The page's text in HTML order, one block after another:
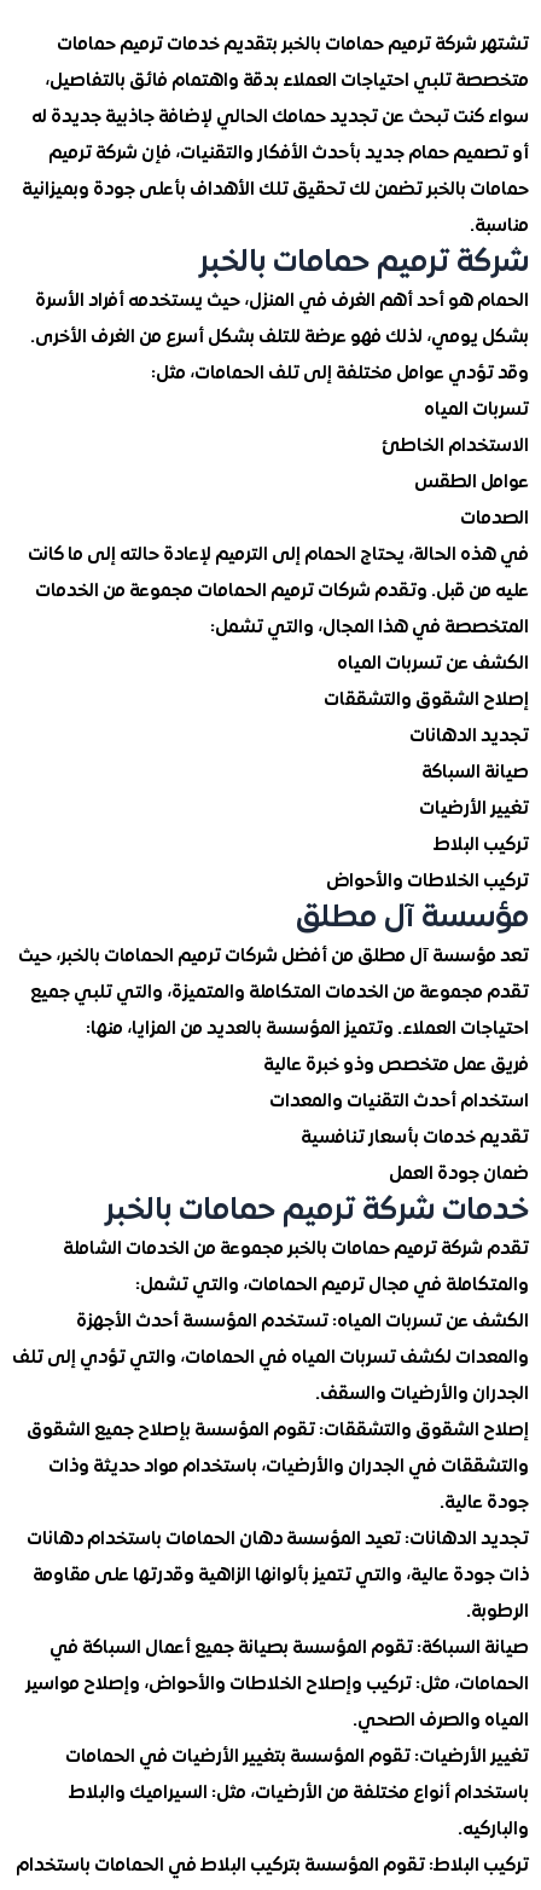
ترميم حمامات بالخبر بتقديم خدمات ترميم حمامات
تلبي احتياجات العملاء بدقة واهتمام فائق بالتفاصيل،
تبحث عن تجديد حمامك الحالي لإضافة جاذبية جديدة له
حمام جديد بأحدث الأفكار والتقنيات، فإن شركة ترميم
بالخبر تضمن لك تحقيق تلك الأهداف بأعلى جودة وبميزانية
ترميم حمامات بالخبر
هو أحد أهم الغرف في المنزل، حيث يستخدمه أفراد الأسرة
لذلك فهو عرضة للتلف بشكل أسرع من الغرف الأخرى.
عوامل مختلفة إلى تلف الحمامات، مثل:
المياه
الخاطئ
الطقس
يحتاج الحمام إلى الترميم لإعادة حالته إلى ما كانت
قبل. وتقدم شركات ترميم الحمامات مجموعة من الخدمات
في هذا المجال، والتي تشمل:
تسربات المياه
والتشققات
والأحواض
آل مطلق
آل مطلق من أفضل شركات ترميم الحمامات بالخبر، حيث
من الخدمات المتكاملة والمتميزة، والتي تلبي جميع
العملاء. وتتميز المؤسسة بالعديد من المزايا، منها:
متخصص وذو خبرة عالية
أحدث التقنيات والمعدات
بأسعار تنافسية
العمل
شركة ترميم حمامات بالخبر
ترميم حمامات بالخبر مجموعة من الخدمات الشاملة
في مجال ترميم الحمامات، والتي تشمل:
تسربات المياه: تستخدم المؤسسة أحدث الأجهزة
لكشف تسربات المياه في الحمامات، والتي تؤدي إلى تلف
والأرضيات والسقف.
الشقوق والتشققات: تقوم المؤسسة بإصلاح جميع الشقوق
في الجدران والأرضيات، باستخدام مواد حديثة وذات
تعيد المؤسسة دهان الحمامات باستخدام دهانات
عالية، والتي تتميز بألوانها الزاهية وقدرتها على مقاومة
تقوم المؤسسة بصيانة جميع أعمال السباكة في
مثل: تركيب وإصلاح الخلاطات والأحواض، وإصلاح مواسير
والصرف الصحي.
تقوم المؤسسة بتغيير الأرضيات في الحمامات
أنواع مختلفة من الأرضيات، مثل: السيراميك والبلاط
تقوم المؤسسة بتركيب البلاط في الحمامات باستخدام